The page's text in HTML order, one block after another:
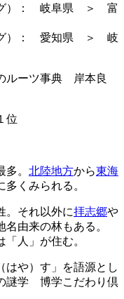
グ）： 岐阜県 ＞ 富
グ）： 愛知県 ＞ 岐
ルーツ事典 岸本良
位
。 北陸地方から東海
くみられる。
。それ以外に拝志郷や
名由来の林もある。
人」が住む。
や）す」を語源とし
謎学 博学こだわり倶